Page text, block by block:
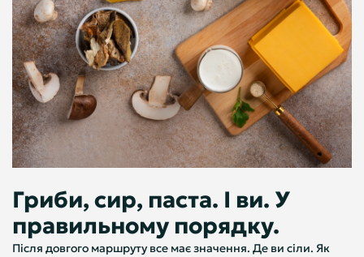
Гриби, сир, паста. І ви. У
правильному порядку.
Після довгого маршруту все має значення. Де ви сіли. Як